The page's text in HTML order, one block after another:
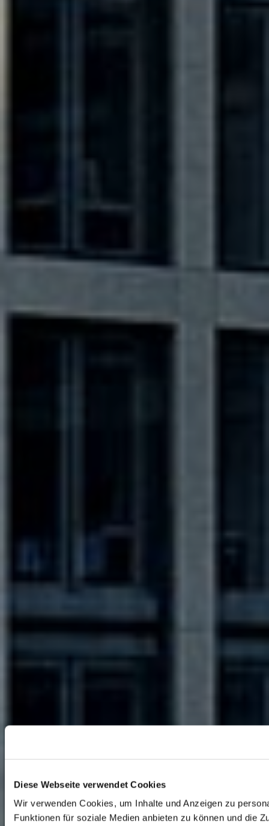
Diese Webseite verwendet Cookies
Wir verwenden Cookies, um Inhalte und Anzeigen zu
Funktionen für soziale Medien anbieten zu können und die